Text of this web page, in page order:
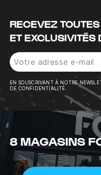
RECEVEZ
ET EXCLUSIVITÉS
EN SOUSCRIVANT À NOTRE
DE CONFIDENTIALITÉ.
8 MAGASINS